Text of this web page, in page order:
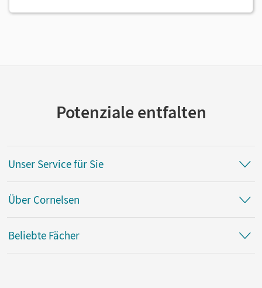
Potenziale entfalten
Unser Service für Sie
Über Cornelsen
Beliebte Fächer